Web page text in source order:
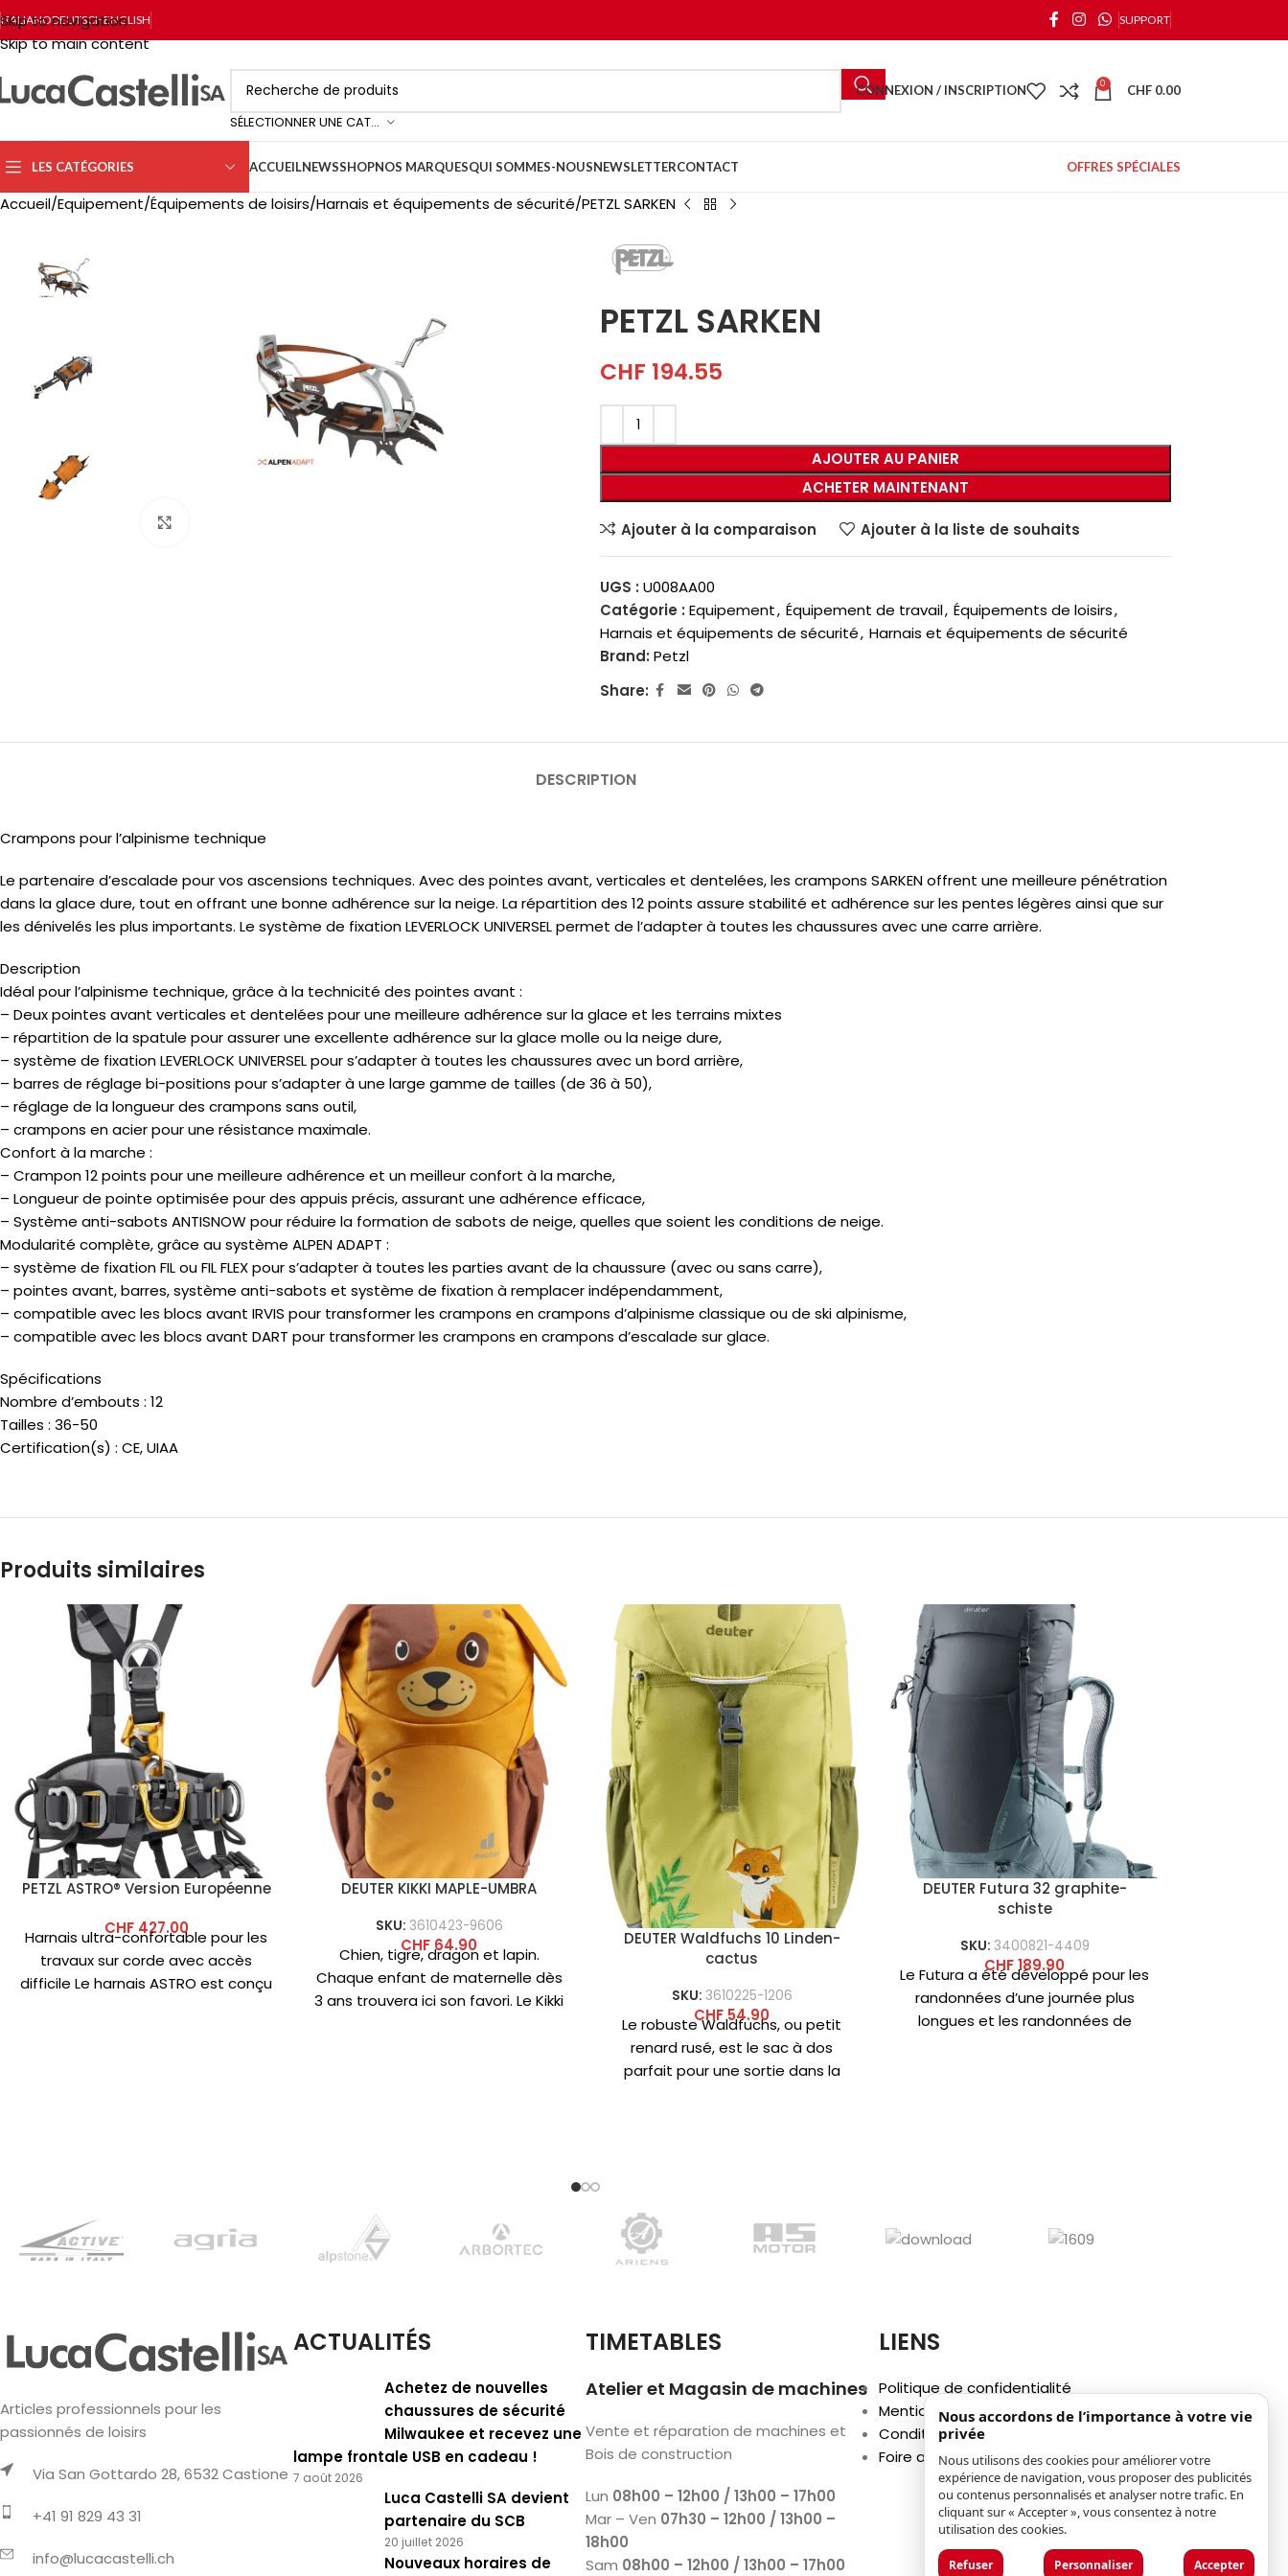
Skip to navigation
Skip to main content
ITALIANODEUTSCHENGLISH SUPPORT
SÉLECTIONNER UNE CATÉGORIE
CONNEXION / INSCRIPTION 0 CHF 0.00
LES CATÉGORIES ACCUEILNEWSSHOPNOS MARQUESQUI SOMMES-NOUSNEWSLETTERCONTACT OFFRES SPÉCIALES
Accueil Equipement Équipements de loisirs Harnais et équipements de sécurité PETZL SARKEN
PETZL SARKEN
CHF 194.55
AJOUTER AU PANIER
ACHETER MAINTENANT
Ajouter à la comparaison Ajouter à la liste de souhaits
UGS : U008AA00
Catégorie : Equipement, Équipement de travail, Équipements de loisirs,
Harnais et équipements de sécurité, Harnais et équipements de sécurité
Brand: Petzl
Share:
DESCRIPTION
Crampons pour l’alpinisme technique
Le partenaire d’escalade pour vos ascensions techniques. Avec des pointes avant, verticales et dentelées, les crampons SARKEN offrent une meilleure pénétration
dans la glace dure, tout en offrant une bonne adhérence sur la neige. La répartition des 12 points assure stabilité et adhérence sur les pentes légères ainsi que sur
les dénivelés les plus importants. Le système de fixation LEVERLOCK UNIVERSEL permet de l’adapter à toutes les chaussures avec une carre arrière.
Description
Idéal pour l’alpinisme technique, grâce à la technicité des pointes avant :
– Deux pointes avant verticales et dentelées pour une meilleure adhérence sur la glace et les terrains mixtes
– répartition de la spatule pour assurer une excellente adhérence sur la glace molle ou la neige dure,
– système de fixation LEVERLOCK UNIVERSEL pour s’adapter à toutes les chaussures avec un bord arrière,
– barres de réglage bi-positions pour s’adapter à une large gamme de tailles (de 36 à 50),
– réglage de la longueur des crampons sans outil,
– crampons en acier pour une résistance maximale.
Confort à la marche :
– Crampon 12 points pour une meilleure adhérence et un meilleur confort à la marche,
– Longueur de pointe optimisée pour des appuis précis, assurant une adhérence efficace,
– Système anti-sabots ANTISNOW pour réduire la formation de sabots de neige, quelles que soient les conditions de neige.
Modularité complète, grâce au système ALPEN ADAPT :
– système de fixation FIL ou FIL FLEX pour s’adapter à toutes les parties avant de la chaussure (avec ou sans carre),
– pointes avant, barres, système anti-sabots et système de fixation à remplacer indépendamment,
– compatible avec les blocs avant IRVIS pour transformer les crampons en crampons d’alpinisme classique ou de ski alpinisme,
– compatible avec les blocs avant DART pour transformer les crampons en crampons d’escalade sur glace.
Spécifications
Nombre d’embouts : 12
Tailles : 36-50
Certification(s) : CE, UIAA
Produits similaires
PETZL ASTRO® Version Européenne
CHF427.00
Harnais ultra-confortable pour les
travaux sur corde avec accès
difficile Le harnais ASTRO est conçu
DEUTER KIKKI MAPLE-UMBRA
SKU: 3610423-9606
CHF64.90
Chien, tigre, dragon et lapin.
Chaque enfant de maternelle dès
3 ans trouvera ici son favori. Le Kikki
DEUTER Waldfuchs 10 Linden-
cactus
SKU: 3610225-1206
CHF54.90
Le robuste Waldfuchs, ou petit
renard rusé, est le sac à dos
parfait pour une sortie dans la
DEUTER Futura 32 graphite-
schiste
SKU: 3400821-4409
CHF189.90
Le Futura a été développé pour les
randonnées d’une journée plus
longues et les randonnées de
Articles professionnels pour les
passionnés de loisirs
Via San Gottardo 28, 6532 Castione
+41 91 829 43 31
info@lucacastelli.ch
ACTUALITÉS
Achetez de nouvelles
chaussures de sécurité
Milwaukee et recevez une
lampe frontale USB en cadeau !
7 août 2026
Luca Castelli SA devient
partenaire du SCB
20 juillet 2026
Nouveaux horaires de
TIMETABLES
Atelier et Magasin de machines
Vente et réparation de machines et
Bois de construction
Lun 08h00 – 12h00 / 13h00 – 17h00
Mar – Ven 07h30 – 12h00 / 13h00 –
18h00
Sam 08h00 – 12h00 / 13h00 – 17h00
LIENS
Politique de confidentialité
Mentions légales
Conditions générales d'utilisation
Foire aux questions (FAQ)
Nous accordons de l’importance à votre vie
privée
Nous utilisons des cookies pour améliorer votre
expérience de navigation, vous proposer des publicités
ou contenus personnalisés et analyser notre trafic. En
cliquant sur « Accepter », vous consentez à notre
utilisation des cookies.
Refuser Personnaliser Accepter